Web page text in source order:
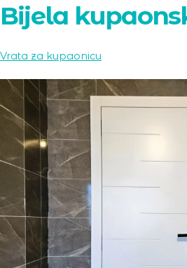
Bijela
Vrata za kupaonicu